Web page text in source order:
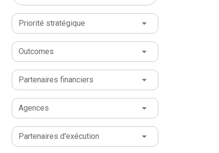
Priorité stratégique
Outcomes
Partenaires financiers
Agences
Partenaires d'exécution